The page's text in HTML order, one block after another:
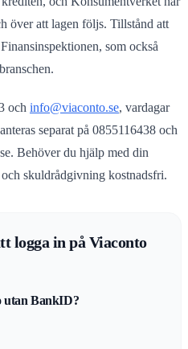
över att lagen följs. Tillstånd att
som också
och info@viaconto.se, vardagar
separat på 0855116438 och
Behöver du hjälp med din
skuldrådgivning kostnadsfri.
logga in på Viaconto
utan BankID?